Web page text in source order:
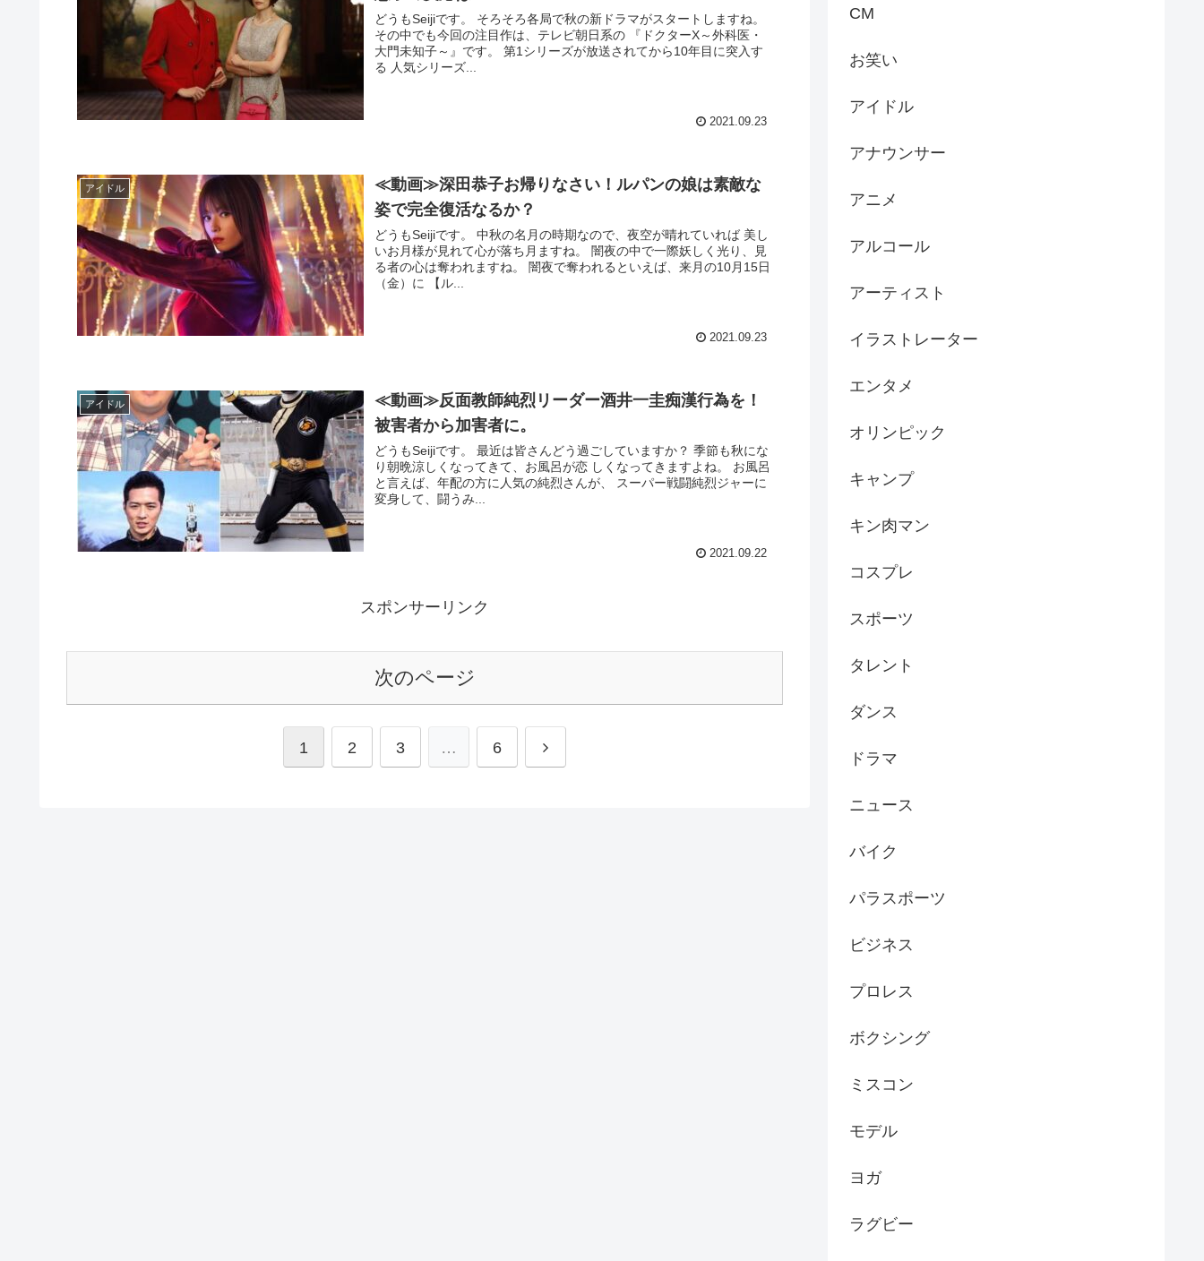
どうもSeijiです。 そろそろ各局で秋の新ドラマがスタートしますね。
その中でも今回の注目作は、テレビ朝日系の 『ドクターX～外科医・
大門未知子～』です。 第1シリーズが放送されてから10年目に突入す
る 人気シリーズ...
2021.09.23
アイドル
≪動画≫深田恭子お帰りなさい！ルパンの娘は素敵な
姿で完全復活なるか？
どうもSeijiです。 中秋の名月の時期なので、夜空が晴れていれば 美し
いお月様が見れて心が落ち月ますね。 闇夜の中で一際妖しく光り、見
る者の心は奪われますね。 闇夜で奪われるといえば、来月の10月15日
（金）に 【ル...
2021.09.23
アイドル
≪動画≫反面教師純烈リーダー酒井一圭痴漢行為を！
被害者から加害者に。
どうもSeijiです。 最近は皆さんどう過ごしていますか？ 季節も秋にな
り朝晩涼しくなってきて、お風呂が恋 しくなってきますよね。 お風呂
と言えば、年配の方に人気の純烈さんが、 スーパー戦闘純烈ジャーに
変身して、闘うみ...
2021.09.22
スポンサーリンク
次のページ
1 2 3 … 6
CM
お笑い
アイドル
アナウンサー
アニメ
アルコール
アーティスト
イラストレーター
エンタメ
オリンピック
キャンプ
キン肉マン
コスプレ
スポーツ
タレント
ダンス
ドラマ
ニュース
バイク
パラスポーツ
ビジネス
プロレス
ボクシング
ミスコン
モデル
ヨガ
ラグビー